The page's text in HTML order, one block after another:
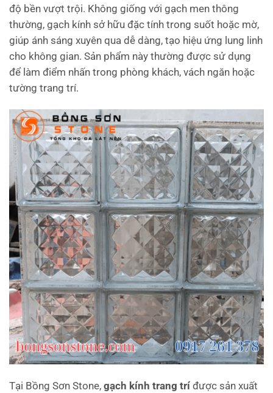
độ bền vượt trội. Không giống với gạch men thông
thường, gạch kính sở hữu đặc tính trong suốt hoặc mờ,
giúp ánh sáng xuyên qua dễ dàng, tạo hiệu ứng lung linh
cho không gian. Sản phẩm này thường được sử dụng
để làm điểm nhấn trong phòng khách, vách ngăn hoặc
tường trang trí.
Tại Bồng Sơn Stone, gạch kính trang trí được sản xuất